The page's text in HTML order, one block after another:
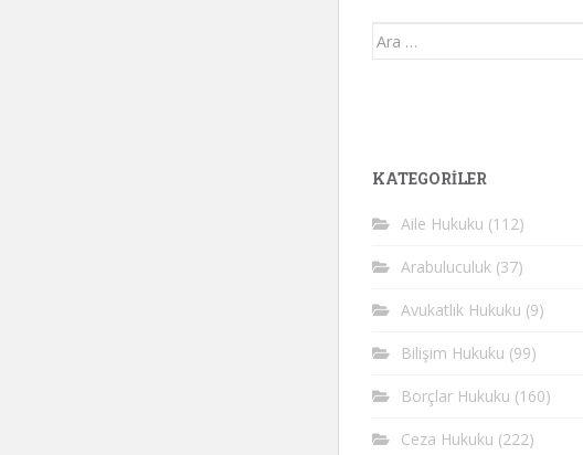
Arama
KATEGORİLER
Aile Hukuku (112)
Arabuluculuk (37)
Avukatlık Hukuku (9)
Bilişim Hukuku (99)
Borçlar Hukuku (160)
Ceza Hukuku (222)